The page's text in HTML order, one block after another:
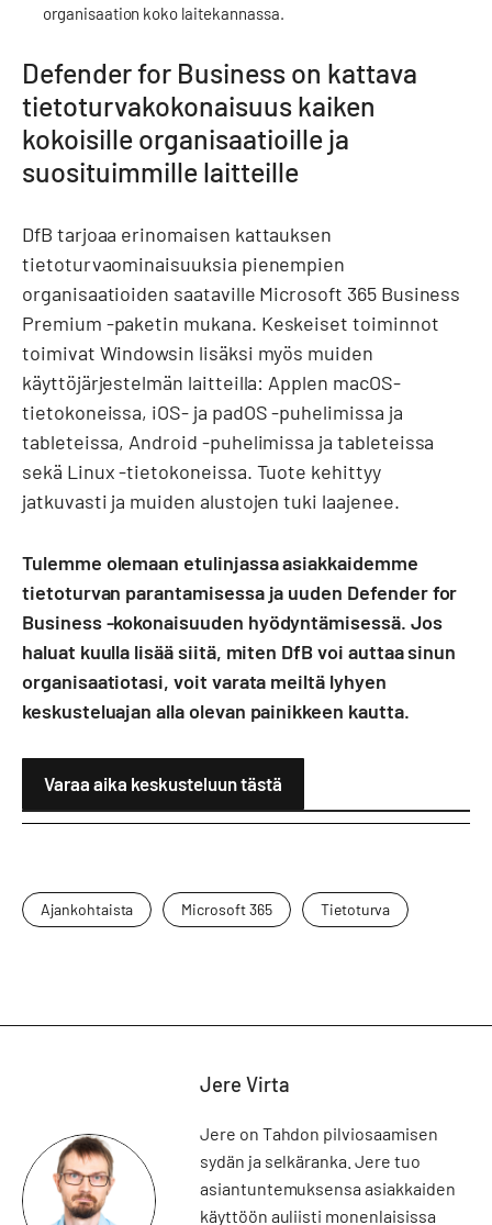
organisaation koko laitekannassa.
Defender for Business on kattava
tietoturvakokonaisuus kaiken
kokoisille organisaatioille ja
suosituimmille laitteille
DfB tarjoaa erinomaisen kattauksen
tietoturvaominaisuuksia pienempien
organisaatioiden saataville Microsoft 365 Business
Premium -paketin mukana. Keskeiset toiminnot
toimivat Windowsin lisäksi myös muiden
käyttöjärjestelmän laitteilla: Applen macOS-
tietokoneissa, iOS- ja padOS -puhelimissa ja
tableteissa, Android -puhelimissa ja tableteissa
sekä Linux -tietokoneissa. Tuote kehittyy
jatkuvasti ja muiden alustojen tuki laajenee.
Tulemme olemaan etulinjassa asiakkaidemme
tietoturvan parantamisessa ja uuden Defender for
Business -kokonaisuuden hyödyntämisessä. Jos
haluat kuulla lisää siitä, miten DfB voi auttaa sinun
organisaatiotasi, voit varata meiltä lyhyen
keskusteluajan alla olevan painikkeen kautta.
Varaa aika keskusteluun tästä
Ajankohtaista Microsoft 365 Tietoturva
Jere Virta
Jere on Tahdon pilviosaamisen
sydän ja selkäranka. Jere tuo
asiantuntemuksensa asiakkaiden
käyttöön auliisti monenlaisissa